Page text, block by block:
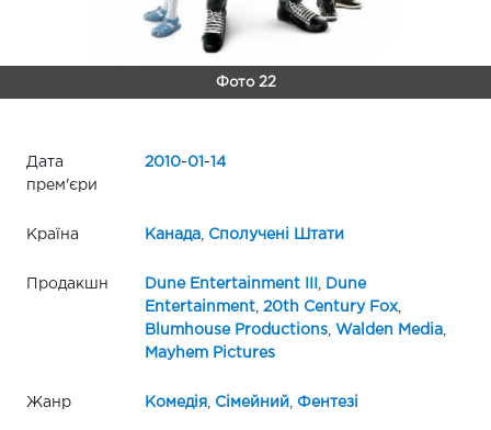
Фото 22
Дата
прем'єри
2010-01 -14
Країна Канада, Сполучені Штати
Продакшн Dune Entertainment III
Dune
Entertainment, 20th Century Fox,
Blumhouse Productions, Walden Media,
Mayhem Pictures
Жанр Комедія, Сімейний Фентезі